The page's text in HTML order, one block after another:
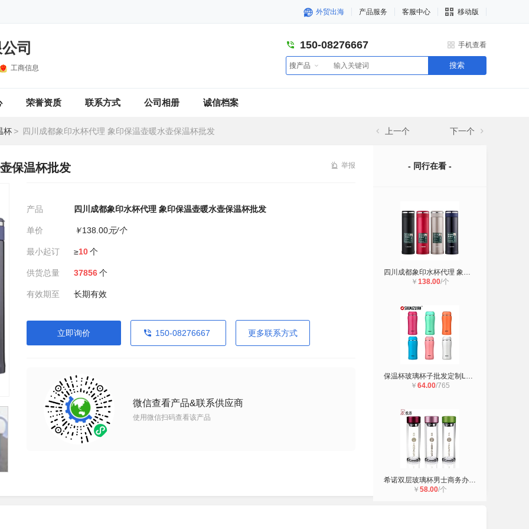
外贸出海 产品服务 客服中心 移动版
司
工商信息
150-08276667 手机查看
搜产品 搜索
荣誉资质 联系方式 公司相册 诚信档案
杯 > 四川成都象印水杯代理 象印保温壶暖水壶保温杯批发 上一个 下一个
保温杯批发 举报
产品 四川成都象印水杯代理 象印保温壶暖水壶保温杯批发
单价 ￥138.00元/个
最小起订 ≥10个
供货总量 37856个
有效期至 长期有效
立即询价 150-08276667 更多联系方式
微信查看产品&联系供应商
使用微信扫码查看该产品
- 同行在看 -
四川成都象印水杯代理 象印保温壶暖
￥ 138.00/个
保温杯玻璃杯子批发定制LOGO商务礼品
￥ 64.00/765
希诺双层玻璃杯男士商务办公杯子家用
￥ 58.00/个